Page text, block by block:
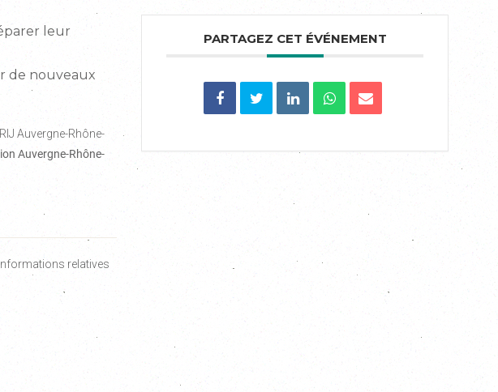
leur
de nouveaux
Auvergne-Rhône-
Auvergne-Rhône-
relatives
PARTAGEZ CET ÉVÉNEMENT